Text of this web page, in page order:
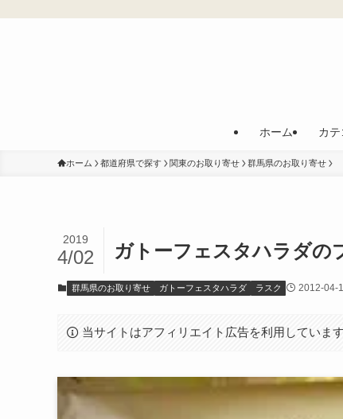
ホーム カ
ホーム 都道府県で探す 関東のお取り寄せ 群馬県のお取り寄せ
ガトーフェスタハラダの
2019
4/02
群馬県のお取り寄せ ガトーフェスタハラダ ラスク 2012-04-
当サイトはアフィリエイト広告を利用しています